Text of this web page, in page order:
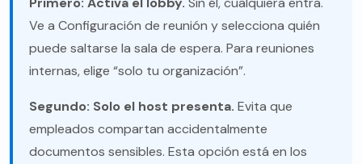
Ve a Configuración de reunión y selecciona quién
puede saltarse la sala de espera. Para reuniones
internas, elige “solo tu organización”.
Segundo: Solo el host presenta. Evita que
empleados compartan accidentalmente
documentos sensibles. Esta opción está en los